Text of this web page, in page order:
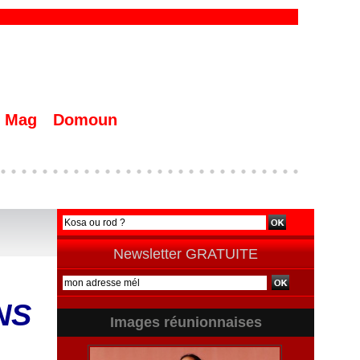
Mag Domoun
Newsletter GRATUITE
Images réunionnaises